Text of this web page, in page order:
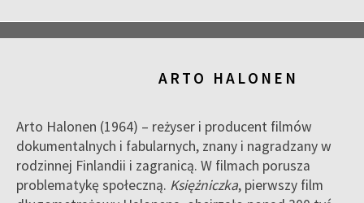
ARTO HALONEN
Arto Halonen (1964) – reżyser i producent filmów
dokumentalnych i fabularnych, znany i nagradzany w
rodzinnej Finlandii i zagranicą. W filmach porusza
problematykę społeczną. Księżniczka, pierwszy film